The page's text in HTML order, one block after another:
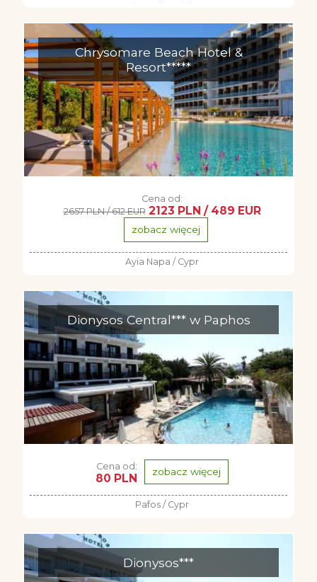
Chrysomare Beach Hotel &
Resort*****
Cena od:
2657 PLN / 612 EUR 2123 PLN / 489 EUR
zobacz więcej
Ayia Napa / Cypr
Dionysos Central*** w Paphos
Cena od:
80 PLN zobacz więcej
Pafos / Cypr
Dionysos***